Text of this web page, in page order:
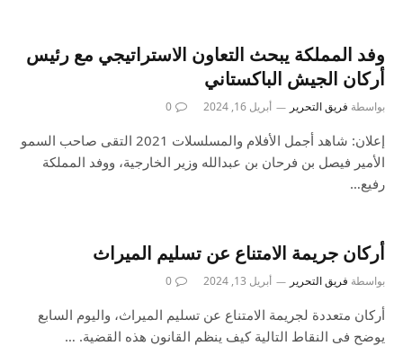
وفد المملكة يبحث التعاون الاستراتيجي مع رئيس
أركان الجيش الباكستاني
بواسطة فريق التحرير أبريل 16, 2024 0
إعلان: شاهد أجمل الأفلام والمسلسلات 2021 التقى صاحب السمو
الأمير فيصل بن فرحان بن عبدالله وزير الخارجية، ووفد المملكة
رفيع…
أركان جريمة الامتناع عن تسليم الميراث
بواسطة فريق التحرير أبريل 13, 2024 0
أركان متعددة لجريمة الامتناع عن تسليم الميراث، واليوم السابع
يوضح فى النقاط التالية كيف ينظم القانون هذه القضية. …